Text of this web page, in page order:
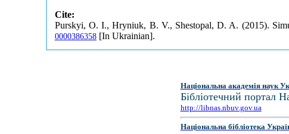
Cite:
Purskyi, O. I., Hryniuk, B. V., Shestopal, D. A. (2015).
0000386358[In Ukrainian].
Національна академія наук
Бібліотечний портал
http://libnas.nbuv.gov.ua
Національна бібліотека